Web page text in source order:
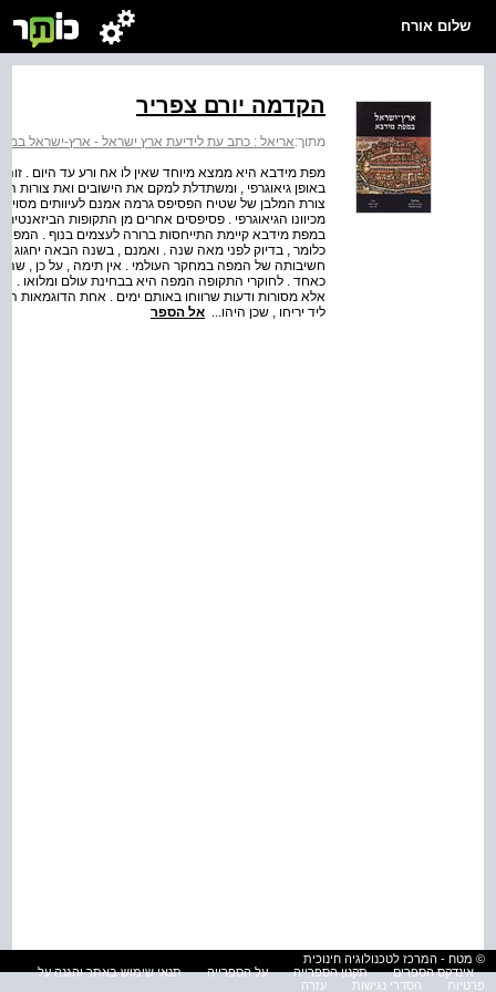
שלום אורח
הקדמה יורם צפריר
מתוך:אריאל : כתב עת לידיעת ארץ ישראל - ארץ-ישראל
מפת מידבא היא ממצא מיוחד שאין לו אח ורע עד היום .
באופן גיאוגרפי , ומשתדלת למקם את הישובים ואת צורות
צורת המלבן של שטיח הפסיפס גרמה אמנם לעיוותים
מכיוונו הגיאוגרפי . פסיפסים אחרים מן התקופות
כלומר , בדיוק לפני מאה שנה . ואמנם , בשנה הבאה יחגוג
חשיבותה של המפה במחקר העולמי . אין תימה , על כן ,
כאחד . לחוקרי התקופה המפה היא בבחינת עולם ומלואו .
אלא מסורות ודעות שרווחו באותם ימים . אחת הדוגמאות
ליד יריחו , שכן היהו... אל הספר
© מטח - המרכז לטכנולוגיה חינוכית
אינדקס הספרים
תקנון הספרייה על הספרייה
תנאי שימוש באתר והגנה על
פרטיות
הסדרי נגישות עזרה